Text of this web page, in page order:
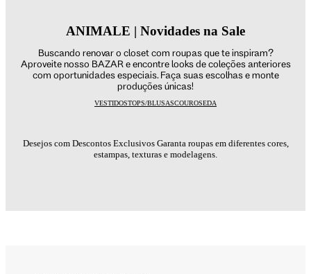
ANIMALE | Novidades na Sale
Buscando renovar o closet com roupas que te inspiram?
Aproveite nosso BAZAR e encontre looks de coleções anteriores
com oportunidades especiais. Faça suas escolhas e monte
produções únicas!
VESTIDOSTOPS/BLUSASCOUROSEDA
Desejos com Descontos Exclusivos Garanta roupas em diferentes cores,
estampas, texturas e modelagens.